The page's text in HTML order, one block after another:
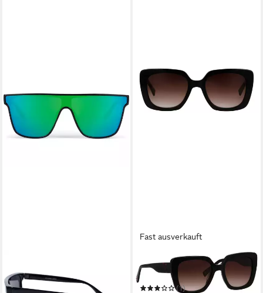
Sonnenbrille Monoglas Shield
Sonnenbrille
Fast ausverkauft
BRENDEL EYEWEAR
Sonnenbrille Modell 906205
(1)